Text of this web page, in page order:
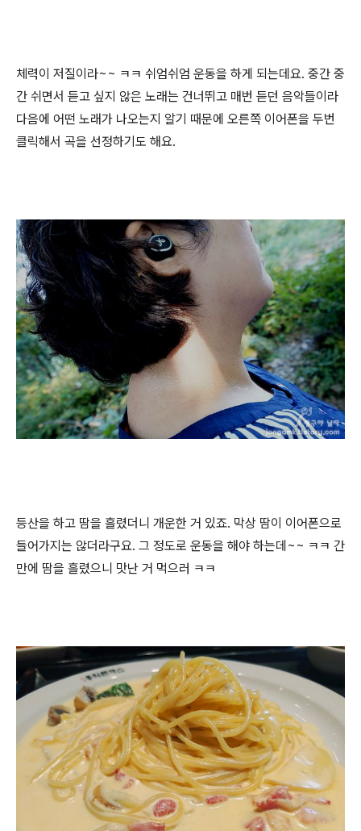
체력이 저질이라~~ ㅋㅋ 쉬엄쉬엄 운동을 하게 되는데요. 중간 중
간 쉬면서 듣고 싶지 않은 노래는 건너뛰고 매번 듣던 음악들이라
다음에 어떤 노래가 나오는지 알기 때문에 오른쪽 이어폰을 두번
클릭해서 곡을 선정하기도 해요.
등산을 하고 땀을 흘렸더니 개운한 거 있죠. 막상 땀이 이어폰으로
들어가지는 않더라구요. 그 정도로 운동을 해야 하는데~~ ㅋㅋ 간
만에 땀을 흘렸으니 맛난 거 먹으러 ㅋㅋ